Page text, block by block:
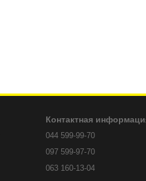
Контактная
044 599-99-70
097 599-97-70
063 160-13-04